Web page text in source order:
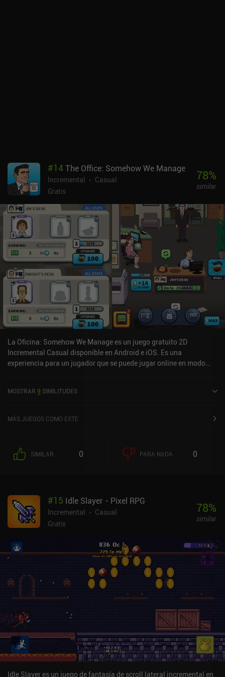
#14The Office: Somehow We Manage
Incremental
Casual
Gratis
78%
similar
La Oficina: Somehow We Manage es un juego gratuito 2D
Incremental Casual disponible en Android e iOS. Es una
experiencia para un jugador que se puede jugar online en modo
y de 4 sobre 5,0 en la App Store de iOS.
MOSTRAR 9 SIMILITUDES
MÁS JUEGOS COMO ESTE
SIMILAR 0 PARA NADA 0
#15 Idle Slayer - Pixel RPG
Incremental
Casual
Gratis
78%
similar
Idle Slayer es un juego de fantasía de scroll lateral incremental en